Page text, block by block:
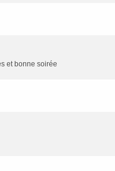
et bonne soirée